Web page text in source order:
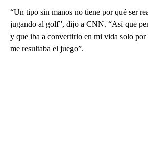
“Un tipo sin manos no tiene por qué ser
jugando al golf”, dijo a CNN. “Así que
y que iba a convertirlo en mi vida solo por
me resultaba el juego”.